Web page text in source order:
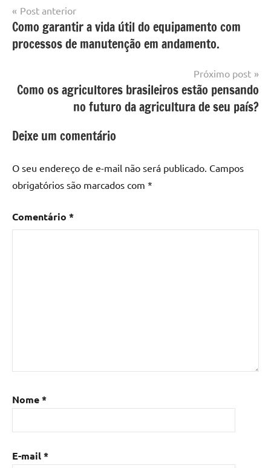
Navegação
de
Post
Post anterior
Como garantir a vida útil do equipamento com
processos de manutenção em andamento.
Próximo post
Como os agricultores brasileiros estão pensando
no futuro da agricultura de seu país?
Deixe um comentário
O seu endereço de e-mail não será publicado. Campos
obrigatórios são marcados com *
Comentário *
Nome*
E-mail*